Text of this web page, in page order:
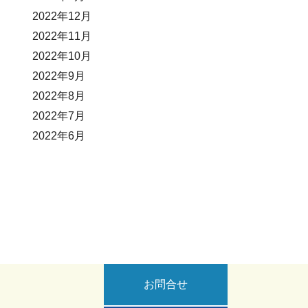
2022年12月
2022年11月
2022年10月
2022年9月
2022年8月
2022年7月
2022年6月
お問合せ